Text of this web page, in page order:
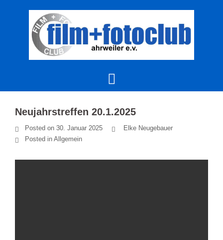
Neujahrstreffen 20.1.2025
Posted on 30. Januar 2025
Elke Neugebauer
Posted in Allgemein